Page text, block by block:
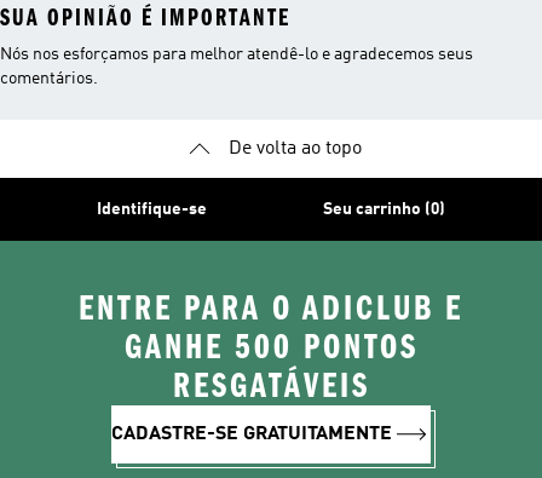
SUA OPINIÃO É IMPORTANTE
Nós nos esforçamos para melhor atendê-lo e agradecemos seus
comentários.
De volta ao topo
Identifique-se Seu carrinho (0)
ENTRE PARA O ADICLUB E
GANHE 500 PONTOS
RESGATÁVEIS
CADASTRE-SE GRATUITAMENTE